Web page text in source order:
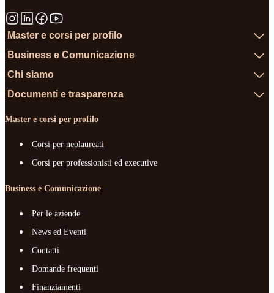
Master e corsi per profilo
Business e Comunicazione
Chi siamo
Documenti e trasparenza
Master e corsi per profilo
Corsi per neolaureati
Corsi per professionisti ed executive
Business e Comunicazione
Per le aziende
News ed Eventi
Contatti
Domande frequenti
Finanziamenti